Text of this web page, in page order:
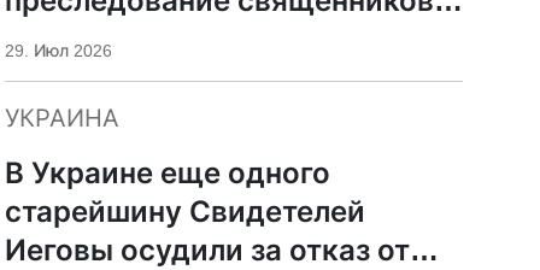
ПЦУ
29. Июл 2026
УКРАИНА
В Украине еще одного
старейшину Свидетелей
Иеговы осудили за отказ от